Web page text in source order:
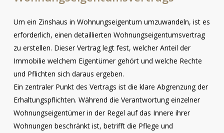
Um ein Zinshaus in Wohnungseigentum umzuwandeln, ist es
erforderlich, einen detaillierten Wohnungseigentumsvertrag
zu erstellen. Dieser Vertrag legt fest, welcher Anteil der
Immobilie welchem Eigentümer gehört und welche Rechte
und Pflichten sich daraus ergeben.
Ein zentraler Punkt des Vertrags ist die klare Abgrenzung der
Erhaltungspflichten. Während die Verantwortung einzelner
Wohnungseigentümer in der Regel auf das Innere ihrer
Wohnungen beschränkt ist, betrifft die Pflege und